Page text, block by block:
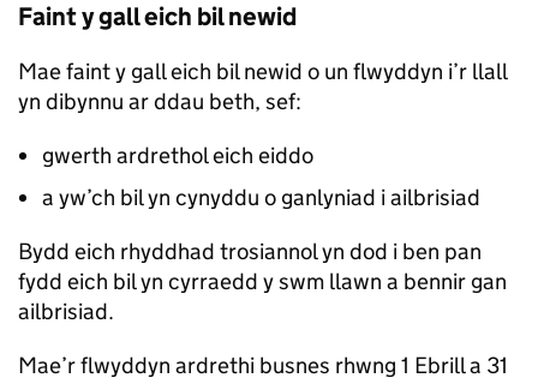
Faint y gall eich bil newid
Mae faint y gall eich bil newid o un flwyddyn i’r llall
yn dibynnu ar ddau beth, sef:
gwerth ardrethol eich eiddo
a yw’ch bil yn cynyddu o ganlyniad i ailbrisiad
Bydd eich rhyddhad trosiannol yn dod i ben pan
fydd eich bil yn cyrraedd y swm llawn a bennir gan
ailbrisiad.
Mae’r flwyddyn ardrethi busnes rhwng 1 Ebrill a 31